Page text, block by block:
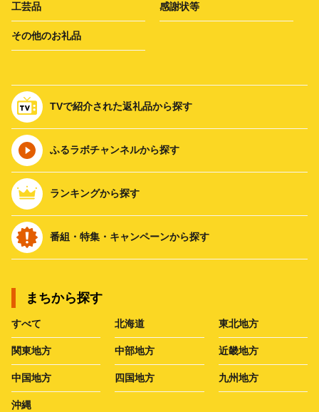
工芸品 感謝状等
その他のお礼品
TVで紹介された返礼品から探す
ふるラボチャンネルから探す
ランキングから探す
番組・特集・キャンペーンから探す
まちから探す
すべて 北海道 東北地方
関東地方 中部地方 近畿地方
中国地方 四国地方 九州地方
沖縄